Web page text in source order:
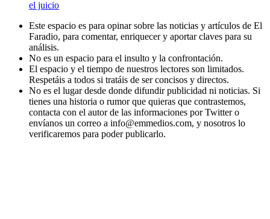
el juicio
Este espacio es para opinar sobre las noticias y artículos de El
Faradio, para comentar, enriquecer y aportar claves para su
análisis.
No es un espacio para el insulto y la confrontación.
El espacio y el tiempo de nuestros lectores son limitados.
Respetáis a todos si tratáis de ser concisos y directos.
No es el lugar desde donde difundir publicidad ni noticias. Si
tienes una historia o rumor que quieras que contrastemos,
contacta con el autor de las informaciones por Twitter o
envíanos un correo a info@emmedios.com, y nosotros lo
verificaremos para poder publicarlo.